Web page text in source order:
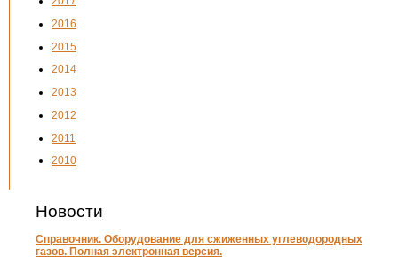
2016
2015
2014
2013
2012
2011
2010
Новости
Справочник. Оборудование для сжиженных углеводородных
газов. Полная электронная версия.